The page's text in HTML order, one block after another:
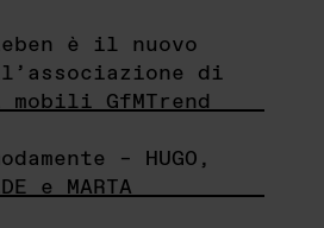
è il nuovo
di
GfMTrend
– HUGO,
e MARTA